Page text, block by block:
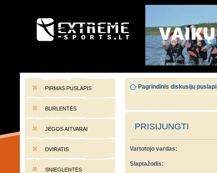
EXTREME-SPORTS.LT
PIRMAS PUSLAPIS
BURLENTĖS
JĖGOS AITVARAI
DVIRATIS
SNIEGLENTĖS
Pagrindinis diskusijų
PRISIJUNGTI
Vartotojo vardas:
Slaptažodis: